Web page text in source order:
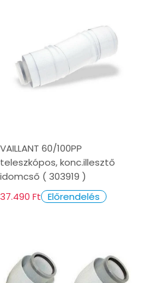
VAILLANT 60/100PP
teleszkópos, konc.illesztő
idomcső ( 303919 )
37.490 Ft Előrendelés